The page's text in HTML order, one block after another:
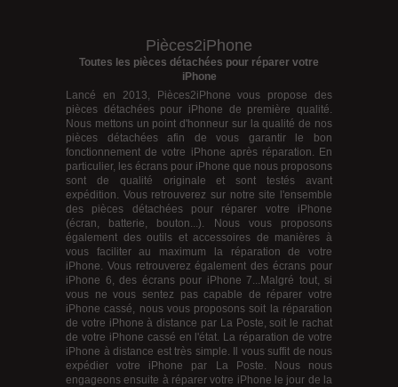
Pièces2iPhone
Toutes les pièces détachées pour réparer votre
iPhone
Lancé en 2013, Pièces2iPhone vous propose des
pièces détachées pour iPhone de première qualité.
Nous mettons un point d'honneur sur la qualité de nos
pièces détachées afin de vous garantir le bon
fonctionnement de votre iPhone après réparation. En
particulier, les écrans pour iPhone que nous proposons
sont de qualité originale et sont testés avant
expédition. Vous retrouverez sur notre site l'ensemble
des pièces détachées pour réparer votre iPhone
(écran, batterie, bouton...). Nous vous proposons
également des outils et accessoires de manières à
vous faciliter au maximum la réparation de votre
iPhone. Vous retrouverez également desécrans pour
iPhone 6, des écrans pour iPhone 7...Malgré tout, si
vous ne vous sentez pas capable de réparer votre
iPhone cassé, nous vous proposons soit la réparation
de votre iPhone à distance par La Poste, soit le rachat
de votre iPhone cassé en l'état. La réparation de votre
iPhone à distance est très simple. Il vous suffit de nous
expédier votre iPhone par La Poste. Nous nous
engageons ensuite à réparer votre iPhone le jour de la